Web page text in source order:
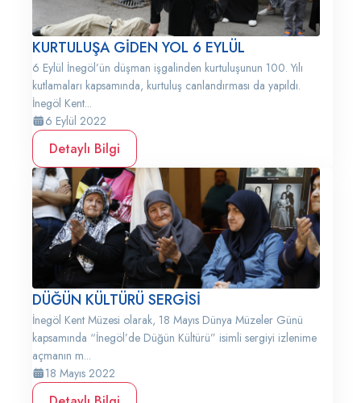
KURTULUŞA GİDEN YOL 6 EYLÜL
6 Eylül İnegöl’ün düşman işgalinden kurtuluşunun 100. Yılı
kutlamaları kapsamında, kurtuluş canlandırması da yapıldı.
İnegöl Kent...
6 Eylül 2022
Detaylı Bilgi
DÜĞÜN KÜLTÜRÜ SERGİSİ
İnegöl Kent Müzesi olarak, 18 Mayıs Dünya Müzeler Günü
kapsamında “İnegöl’de Düğün Kültürü” isimli sergiyi izlenime
açmanın m...
18 Mayıs 2022